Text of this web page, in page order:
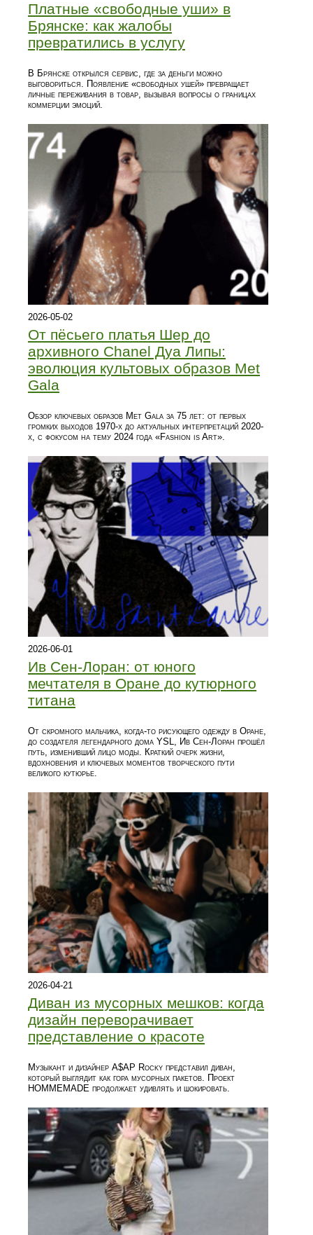
Платные «свободные уши» в
Брянске: как жалобы
превратились в услугу
В Брянске открылся сервис, где за деньги можно
выговориться. Появление «свободных ушей» превращает
личные переживания в товар, вызывая вопросы о границах
коммерции эмоций.
2026-05-02
От пёсьего платья Шер до
архивного Chanel Дуа Липы:
эволюция культовых образов Met
Gala
Обзор ключевых образов Met Gala за 75 лет: от первых
громких выходов 1970-х до актуальных интерпретаций 2020-
х, с фокусом на тему 2024 года «Fashion is Art».
2026-06-01
Ив Сен-Лоран: от юного
мечтателя в Оране до кутюрного
титана
От скромного мальчика, когда‑то рисующего одежду в Оране,
до создателя легендарного дома YSL, Ив Сен-Лоран прошёл
путь, изменивший лицо моды. Краткий очерк жизни,
вдохновения и ключевых моментов творческого пути
великого кутюрье.
2026-04-21
Диван из мусорных мешков: когда
дизайн переворачивает
представление о красоте
Музыкант и дизайнер A$AP Rocky представил диван,
который выглядит как гора мусорных пакетов. Проект
HOMMEMADE продолжает удивлять и шокировать.